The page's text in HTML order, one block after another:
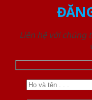
Liên hệ với chúng